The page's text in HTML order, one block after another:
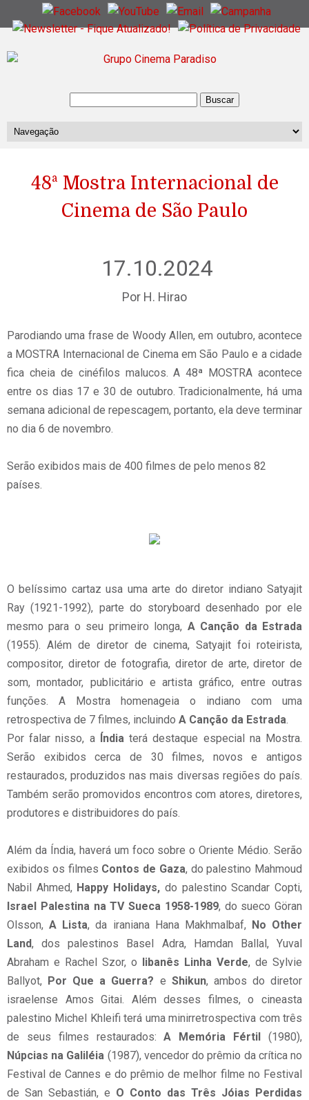
48ª Mostra Internacional de
Cinema de São Paulo
17.10.2024
Por H. Hirao
Parodiando uma frase de Woody Allen, em outubro, acontece
a MOSTRA Internacional de Cinema em São Paulo e a cidade
fica cheia de cinéfilos malucos. A 48ª MOSTRA acontece
entre os dias 17 e 30 de outubro. Tradicionalmente, há uma
semana adicional de repescagem, portanto, ela deve terminar
no dia 6 de novembro.
Serão exibidos mais de 400 filmes de pelo menos 82
países.
O belíssimo cartaz usa uma arte do diretor indiano Satyajit
Ray (1921-1992), parte do storyboard desenhado por ele
mesmo para o seu primeiro longa, A Canção da Estrada
(1955). Além de diretor de cinema, Satyajit foi roteirista,
compositor, diretor de fotografia, diretor de arte, diretor de
som, montador, publicitário e artista gráfico, entre outras
funções. A Mostra homenageia o indiano com uma
retrospectiva de 7 filmes, incluindo A Canção da Estrada.
Por falar nisso, a Índiaterá destaque especial na Mostra.
Serão exibidos cerca de 30 filmes, novos e antigos
restaurados, produzidos nas mais diversas regiões do país.
Também serão promovidos encontros com atores, diretores,
produtores e distribuidores do país.
Além da Índia, haverá um foco sobre o Oriente Médio. Serão
exibidos os filmes Contos de Gaza, do palestino Mahmoud
Nabil Ahmed, Happy Holidays, do palestino Scandar Copti,
Israel Palestina na TV Sueca 1958-1989, do sueco Göran
Olsson,A Lista, da iraniana Hana Makhmalbaf, No Other
Land, dos palestinos Basel Adra, Hamdan Ballal, Yuval
Abraham e Rachel Szor, o libanês Linha Verde, de Sylvie
Ballyot, Por Que a Guerra? e Shikun, ambos do diretor
israelense Amos Gitai. Além desses filmes, o cineasta
palestino Michel Khleifi terá uma minirretrospectiva com três
de seus filmes restaurados:A Memória Fértil (1980),
Núpcias na Galiléia (1987), vencedor do prêmio da crítica no
Festival de Cannes e do prêmio de melhor filme no Festival
de San Sebastián, e O Conto das Três Jóias Perdidas